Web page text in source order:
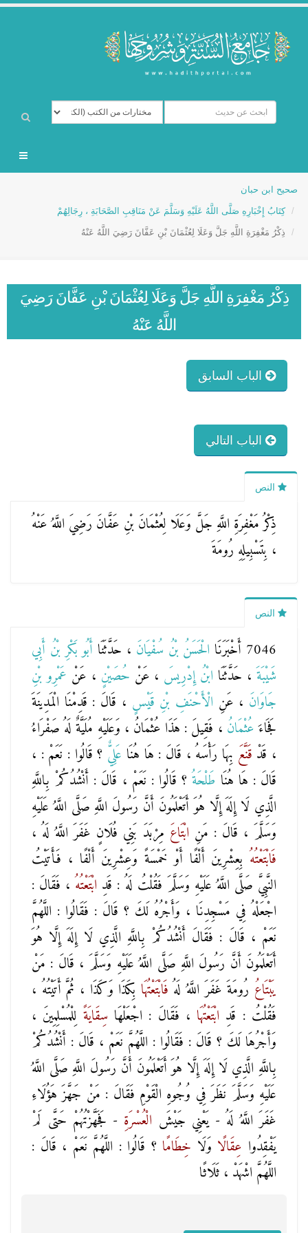
صحيح ابن حبان
كِتَابُ إِخْبَارِهِ صَلَّى اللَّهُ عَلَيْهِ وَسَلَّمَ عَنْ مَنَاقِبِ الصَّحَابَةِ ، رِجَالِهُمْ
ذِكْرُ مَغْفِرَةِ اللَّهِ جَلَّ وَعَلَا لِعُثْمَانَ بْنِ عَفَّانَ رَضِيَ اللَّهُ عَنْهُ
ذِكْرُ مَغْفِرَةِ اللَّهِ جَلَّ وَعَلَا لِعُثْمَانَ بْنِ عَفَّانَ رَضِيَ
اللَّهُ عَنْهُ
الباب السابق
الباب التالي
النص
ذِكْرُ مَغْفِرَةِ اللَّهِ جَلَّ وَعَلَا لِعُثْمَانَ بْنِ عَفَّانَ رَضِيَ اللَّهُ عَنْهُ
، بِتَسْبِيلِهِ رُومَةَ
النص
7046 أَخْبَرَنَا الْحَسَنُ بْنُ سُفْيَانَ ، حَدَّثَنَا أَبُو بَكْرِ بْنُ أَبِي
شَيْبَةَ ، حَدَّثَنَا ابْنُ إِدْرِيسَ ، عَنْ حُصَيْنٍ ، عَنْ عَمْرِو بْنِ
جَاوَانَ ، عَنِ الْأَحْنَفِ بْنِ قَيْسٍ ، قَالَ : قَدِمْنَا الْمَدِينَةَ
فَجَاءَعُثْمَانُ ، فَقِيلَ : هَذَا عُثْمَانُ ، وَعَلَيْهِ مُلَيَّةٌ لَهُ صَفْرَاءُ
، قَدْ قَنَّعَ بِهَا رَأْسَهُ ، قَالَ : هَا هُنَا عَلِيٌّ ؟ قَالُوا : نَعَمْ : ،
قَالَ : هَا هُنَا طَلْحَةُ ؟ قَالُوا : نَعَمْ ، قَالَ : أَنْشُدُكُمْ بِاللَّهِ
الَّذِي لَا إِلَهَ إِلَّا هُوَ أَتَعْلَمُونَ أَنَّ رَسُولَ اللَّهِ صَلَّى اللَّهُ عَلَيْهِ
وَسَلَّمَ ، قَالَ : مَنِ ابْتَاعَ مِرْبَدَ بَنِي فُلَانٍ غَفَرَ اللَّهُ لَهُ ،
فَابْتَعْتُهُ بِعِشْرِينَ أَلْفًا أَوْ خَمْسَةً وَعِشْرِينَ أَلْفًا ، فَأَتَيْتُ
النَّبِيَّ صَلَّى اللَّهُ عَلَيْهِ وَسَلَّمَ فَقُلْتُ لَهُ : قَدِ ابْتَعْتُهُ ، فَقَالَ :
اجْعَلْهُ فِي مَسْجِدِنَا ، وَأَجْرُهُ لَكَ ؟ قَالَ : فَقَالُوا : اللَّهُمَّ
نَعَمْ ، قَالَ : فَقَالَ أَنْشُدُكُمْ بِاللَّهِ الَّذِي لَا إِلَهَ إِلَّا هُوَ
أَتَعْلَمُونَ أَنَّ رَسُولَ اللَّهِ صَلَّى اللَّهُ عَلَيْهِ وَسَلَّمَ ، قَالَ : مَنْ
يَبْتَاعُ رُومَةَ غَفَرَ اللَّهُ لَهُ فَابْتَعْتُهَا بِكَذَا وَكَذَا ، ثُمَّ أَتَيْتُهُ ،
فَقُلْتُ : قَدِ ابْتَعْتُهَا ، فَقَالَ : اجْعَلْهَا سِقَايَةً لِلْمُسْلِمِينَ ،
وَأَجْرُهَا لَكَ ؟ قَالَ : فَقَالُوا : اللَّهُمَّ نَعَمْ ، قَالَ : أَنْشُدُكُمْ
بِاللَّهِ الَّذِي لَا إِلَهَ إِلَّا هُوَ أَتَعْلَمُونَ أَنَّ رَسُولَ اللَّهِ صَلَّى اللَّهُ
عَلَيْهِ وَسَلَّمَ نَظَرَ فِي وُجُوهِ الْقَوْمِ فَقَالَ : مَنْ جَهَّزَ هَؤُلَاءِ
غَفَرَ اللَّهُ لَهُ - يَعْنِي جَيْشَ الْعُسْرَةِ - فَجَهَّزْتُهُمْ حَتَّى لَمْ
يَفْقِدُوا عِقَالًا وَلَا خِطَامًا ؟ قَالُوا : اللَّهُمَّ نَعَمْ ، قَالَ :
اللَّهُمَّ اشْهَدْ ، ثَلَاثًا